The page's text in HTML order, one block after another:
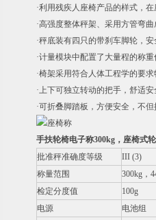
·利用残疾人座椅产品的样式，
·高强度整体秤架、采用方管弯
·秤底装有四只的带刹车脚轮，
·计量模块中配置了大量程的称
·椅架采用符合人体工程学的要
·上下可独立转动的把手，舒适
·可折叠脚踏板，方便安全，不
手扶轮椅电子称300kg，座椅式
批准秤准确度等级
III (3)
称量范围
300kg ，
检定分度值
100g
电源
电池组